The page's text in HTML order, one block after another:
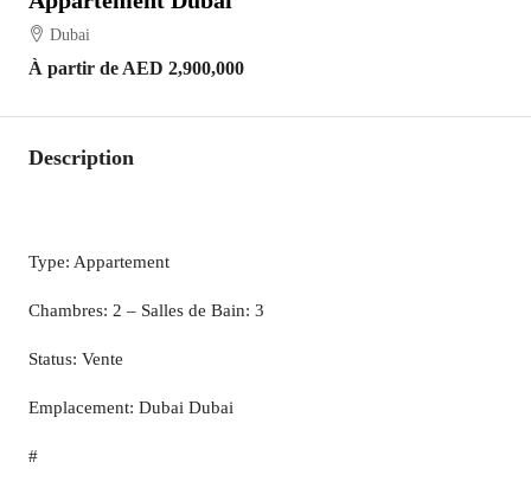
Dubai
À partir de AED 2,900,000
Description
Type: Appartement
Chambres: 2 – Salles de Bain: 3
Status: Vente
Emplacement: Dubai Dubai
#